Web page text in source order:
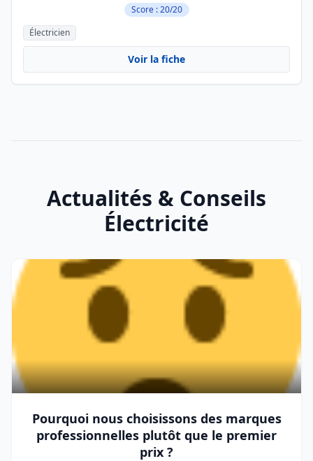
Score : 20/20
Électricien
Voir la fiche
Actualités & Conseils
Électricité
Pourquoi nous choisissons des marques
professionnelles plutôt que le premier
prix ?